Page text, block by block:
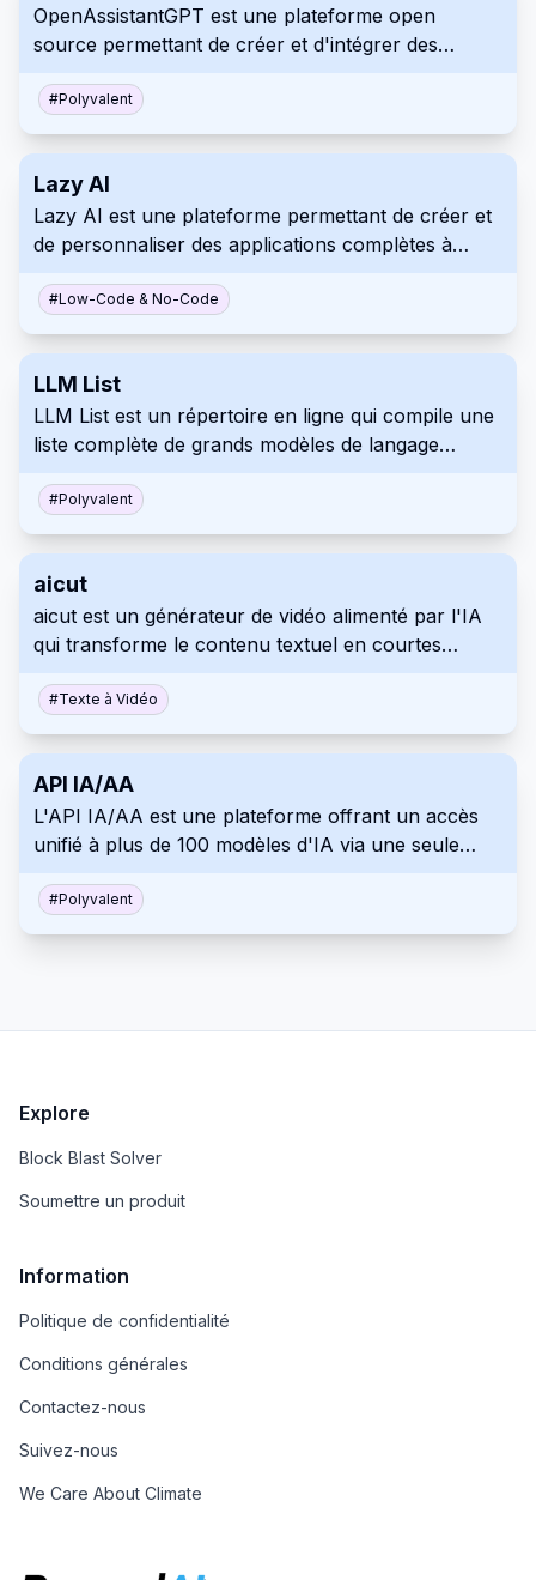
données.
OpenAssistantGPT est une plateforme open
source permettant de créer et d'intégrer des
GPT d'OpenAI. Cette plateforme simplifie l'ajout
d'IA conversationnelle à votre site, en offrant des
directe via OpenAI.
#Polyvalent
Lazy AI
Lazy AI est une plateforme permettant de créer et
de personnaliser des applications complètes à
web, des agents d'IA, des automatisations et des
chatbots.
#Low-Code & No-Code
LLM List
LLM List est un répertoire en ligne qui compile une
liste complète de grands modèles de langage
que la génération et la traduction de texte, et
comprend des options open source et
les entreprises peuvent utiliser LLM List pour
découvrir et comparer efficacement les modèles,
simplifiant ainsi le développement de solutions d'IA.
#Polyvalent
aicut
aicut est un générateur de vidéo alimenté par l'IA
qui transforme le contenu textuel en courtes
sociaux. Ses modèles, polices personnalisables et
fonctionnalités de publication directe simplifient la
écrit en visuels attrayants.
#Texte à Vidéo
API IA/AA
L'API IA/AA est une plateforme offrant un accès
unifié à plus de 100 modèles d'IA via une seule
avec une infrastructure sans serveur. Passez
facilement des services OpenAI avec une seule
#Polyvalent
Explore
Block Blast Solver
Soumettre un produit
Information
Politique de confidentialité
Conditions générales
Contactez-nous
Suivez-nous
We Care About Climate